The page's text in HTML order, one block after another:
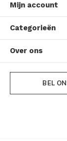
Mijn account
Categorieën
Over ons
BEL